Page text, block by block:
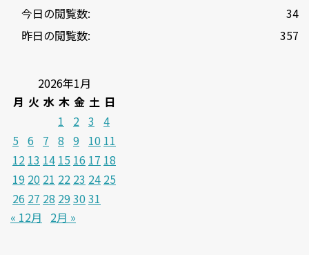
34
今日の閲覧数:
357
昨日の閲覧数:
2026年1月
月 火 水 木 金 土 日
1
2 3 4
5 6 7 8 9 10 11
12 13 14 15 16 17 18
19 20 21 22 23 24 25
26 27 28 293031
« 12月
2月 »